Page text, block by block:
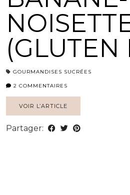
(GLUTEN
GOURMANDISES SUCRÉES
2 COMMENTAIRES
VOIR L’ARTICLE
Partager: